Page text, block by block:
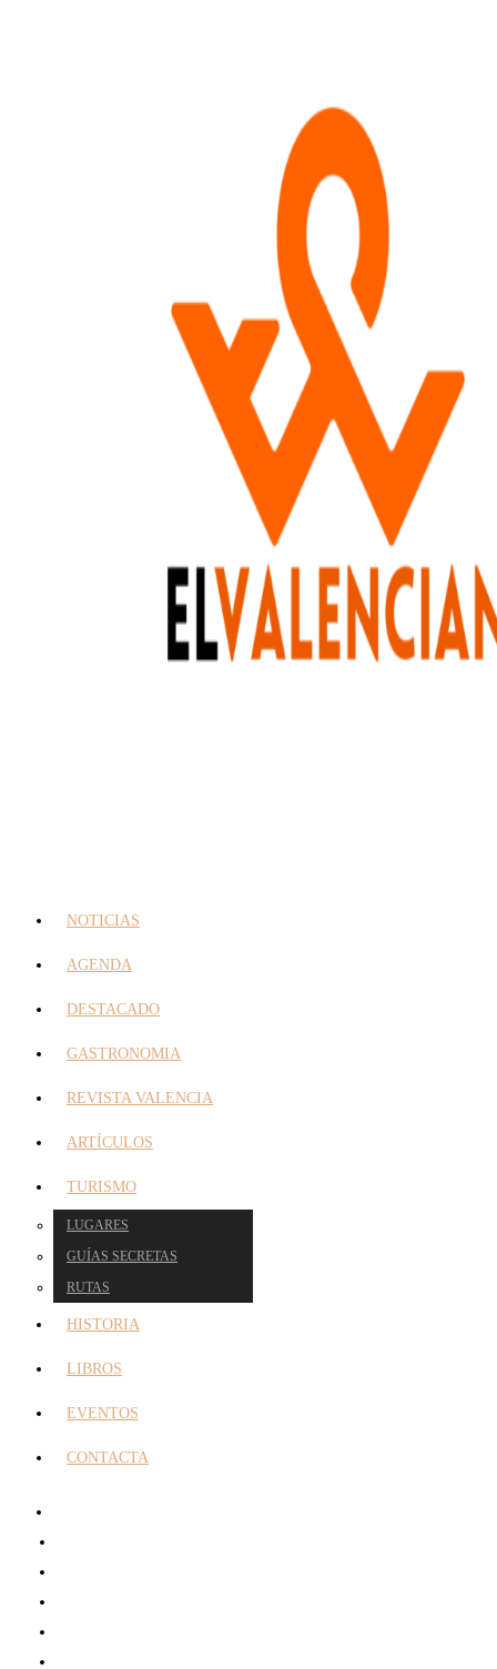
NOTICIAS
AGENDA
DESTACADO
GASTRONOMIA
REVISTA VALENCIA
ARTÍCULOS
TURISMO
LUGARES
GUÍAS SECRETAS
RUTAS
HISTORIA
LIBROS
EVENTOS
CONTACTA